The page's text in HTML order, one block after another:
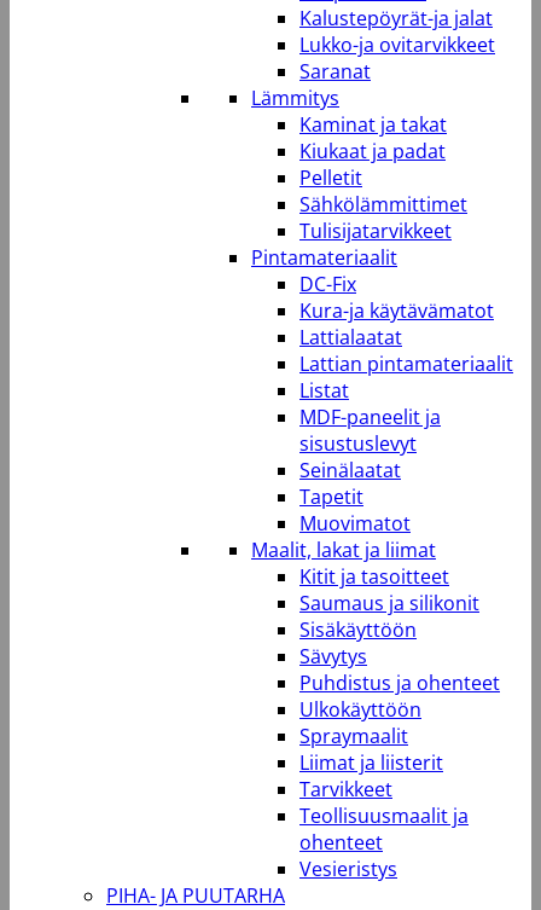
Kalustepöyrät-ja jalat
Lukko-ja ovitarvikkeet
Saranat
Lämmitys
Kaminat ja takat
Kiukaat ja padat
Pelletit
Sähkölämmittimet
Tulisijatarvikkeet
Pintamateriaalit
DC-Fix
Kura-ja käytävämatot
Lattialaatat
Lattian pintamateriaalit
Listat
MDF-paneelit ja
sisustuslevyt
Seinälaatat
Tapetit
Muovimatot
Maalit, lakat ja liimat
Kitit ja tasoitteet
Saumaus ja silikonit
Sisäkäyttöön
Sävytys
Puhdistus ja ohenteet
Ulkokäyttöön
Spraymaalit
Liimat ja liisterit
Tarvikkeet
Teollisuusmaalit ja
ohenteet
Vesieristys
PIHA- JA PUUTARHA